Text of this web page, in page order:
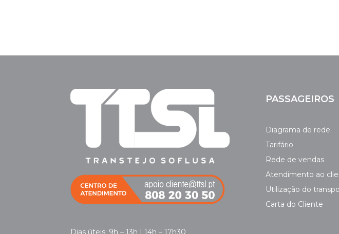
Dias úteis: 9h – 13h | 14h – 17h30
PASSAGEIROS
Diagrama de rede
Tarifário
Rede de vendas
Atendimento ao
Utilização do
Carta do Cliente